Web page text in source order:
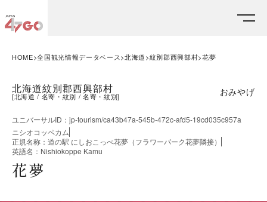
HOME 全国観光情報データベース 北海道 紋別郡西興部村 花夢
北海道紋別郡西興部村
[北海道 名寄・紋別 名寄・紋別] おみやげ
ユニバーサルID ： jp-tourism/ca43b47a-545b-472c-afd5-19cd035c957a
ニシオコッペカム
正規名称 ： 道の駅 にしおこっぺ花夢（フラワーパーク花夢隣接）
英語名 ： Nishiokoppe Kamu
花夢